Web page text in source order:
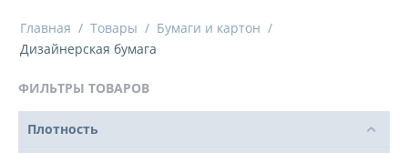
Главная / Товары / Бумаги и картон /
Дизайнерская бумага
ФИЛЬТРЫ ТОВАРОВ
Плотность